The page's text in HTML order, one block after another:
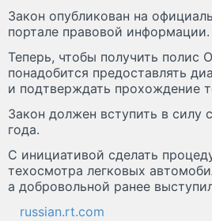
Закон опубликован на
портале правовой информации.
Теперь, чтобы получить полис
понадобится предоставлять
и подтверждать прохождение
Закон должен вступить в силу
года.
С инициативой сделать
техосмотра легковых
а добровольной ранее
russian.rt.com